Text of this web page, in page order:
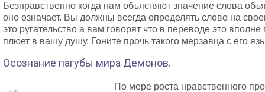
Безнравственно когда нам объясняют значение слова
оно означает. Вы должны всегда определять слово на
это ругательство а вам говорят что в переводе это
плюет в вашу душу. Гоните прочь такого мерзавца с его
Осознание пагубы мира Демонов.
По мере роста нравственного